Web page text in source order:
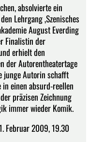
absolvierte ein
Lehrgang ‚Szenisches
August Everding
Finalistin der
erhielt den
der Autorentheatertage
junge Autorin schafft
einen absurd-reellen
präzisen Zeichnung
immer wieder Komik.
Februar 2009, 19.30